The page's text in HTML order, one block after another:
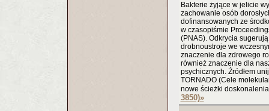
Bakterie żyjące w jelicie
zachowanie osób
dofinansowanych ze
w czasopiśmie
(PNAS). Odkrycia
drobnoustroje we
znaczenie dla zdrowego
również znaczenie dla
psychicznych. Źródłem
TORNADO (Cele
nowe ścieżki
3850)»